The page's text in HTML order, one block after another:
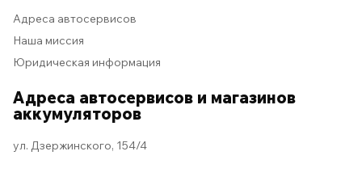
Адреса автосервисов
Наша миссия
Юридическая информация
Адреса автосервисов и магазинов
аккумуляторов
ул. Дзержинского, 154/4